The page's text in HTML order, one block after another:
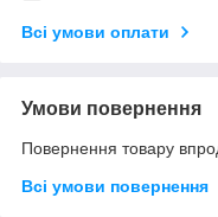
Всі умови оплати
Умови повернення
Повернення товару
Всі умови повернення